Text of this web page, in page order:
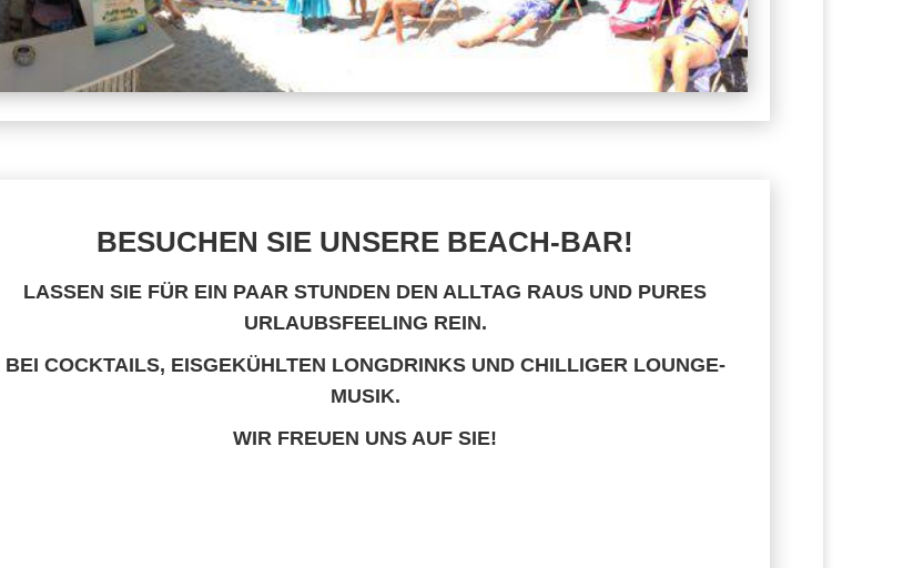
BESUCHEN SIE UNSERE BEACH-BAR!
LASSEN SIE FÜR EIN PAAR STUNDEN DEN ALLTAG RAUS UND PURES
URLAUBSFEELING REIN.
BEI COCKTAILS, EISGEKÜHLTEN LONGDRINKS UND CHILLIGER LOUNGE-
MUSIK.
WIR FREUEN UNS AUF SIE!